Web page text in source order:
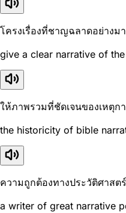
โครงเรื่องที่ชาญฉลาดอย่างม
give a clear narrative of
ให้ภาพรวมที่ชัดเจนของเหตุก
the historicity of bible
ความถูกต้องทางประวัติศาสต
a writer of great narrative